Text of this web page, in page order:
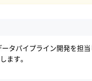
タパイプライン開発を担
ます。